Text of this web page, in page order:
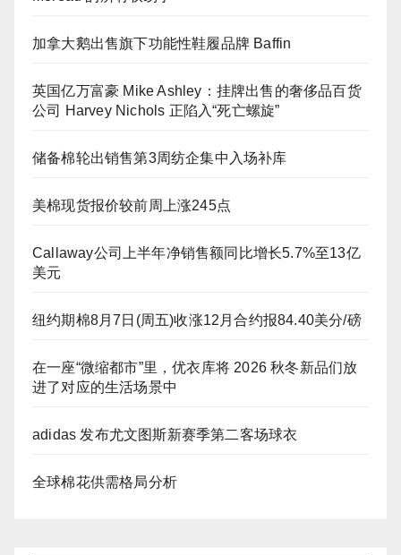
加拿大鹅出售旗下功能性鞋履品牌 Baffin
英国亿万富豪 Mike Ashley：挂牌出售的奢侈品百货
公司 Harvey Nichols 正陷入“死亡螺旋”
储备棉轮出销售第3周纺企集中入场补库
美棉现货报价较前周上涨245点
Callaway公司上半年净销售额同比增长5.7%至13亿
美元
纽约期棉8月7日(周五)收涨12月合约报84.40美分/磅
在一座“微缩都市”里，优衣库将 2026 秋冬新品们放
进了对应的生活场景中
adidas 发布尤文图斯新赛季第二客场球衣
全球棉花供需格局分析